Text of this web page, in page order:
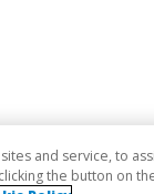
and service, to
the button on